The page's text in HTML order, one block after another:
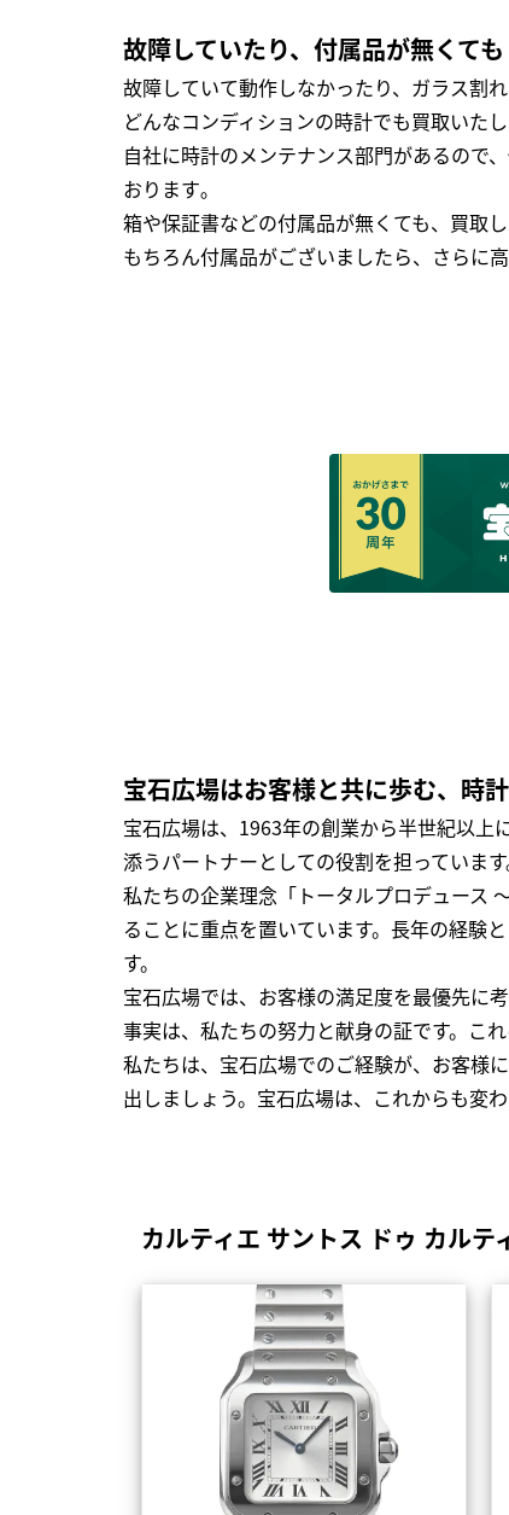
故障していたり、付属品が無くても
故障していて動作しなかったり、ガラス割
どんなコンディションの時計でも買取いた
自社に時計のメンテナンス部門があるので
おります｡
箱や保証書などの付属品が無くても、買取し
もちろん付属品がございましたら、さらに
宝石広場はお客様と共に歩む、時
宝石広場は、1963年の創業から半世紀以上
添うパートナーとしての役割を担っています
私たちの企業理念「トータルプロデュース
ることに重点を置いています。長年の経験
す。
宝石広場では、お客様の満足度を最優先に
事実は、私たちの努力と献身の証です。こ
私たちは、宝石広場でのご経験が、お客様
出しましょう。宝石広場は、これからも変
カルティエ サントス ドゥ カルテ